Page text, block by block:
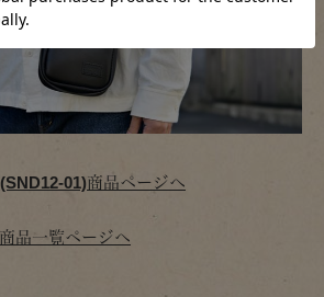
01)商品ページへ
品一覧ページへ